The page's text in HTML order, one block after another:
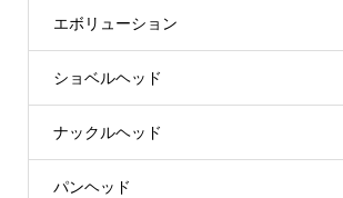
エボリューション
ショベルヘッド
ナックルヘッド
パンヘッド